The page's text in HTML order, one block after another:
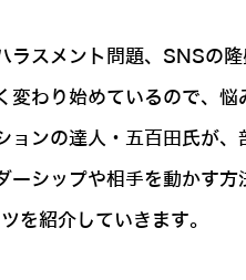
ラスメント問題、SNSの
変わり始めているので、悩
ョンの達人・五百田氏が
ーシップや相手を動かす
を紹介していきます。